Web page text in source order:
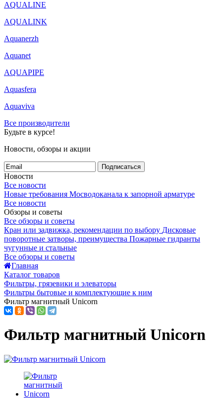
AQUALINE
AQUALINK
Aquanerzh
Aquanet
AQUAPIPE
Aquasfera
Aquaviva
Все производители
Будьте в курсе!
Новости, обзоры и акции
Подписаться
Новости
Все новости
Новые требования Мосводоканала к запорной арматуре
Все новости
Обзоры и советы
Все обзоры и советы
Кран или задвижка, рекомендации по выбору Дисковые
поворотные затворы, преимущества Пожарные гидранты
чугунные и стальные
Все обзоры и советы
Главная
Каталог товаров
Фильтры, грязевики и элеваторы
Фильтры бытовые и комплектующие к ним
Фильтр магнитный Unicorn
Фильтр магнитный Unicorn